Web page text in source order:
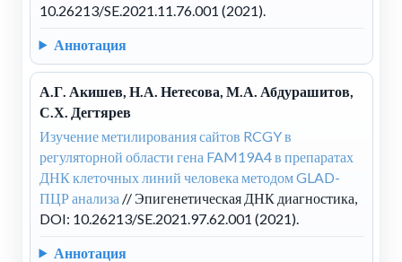
10.26213/SE.2021.11.76.001 (2021).
Аннотация
А.Г. Акишев, Н.А. Нетесова, М.А. Абдурашитов,
С.Х. Дегтярев
Изучение метилирования сайтов RCGY в
регуляторной области гена FAM19A4 в препаратах
ДНК клеточных линий человека методом GLAD-
ПЦР анализа // Эпигенетическая ДНК диагностика,
DOI: 10.26213/SE.2021.97.62.001 (2021).
Аннотация